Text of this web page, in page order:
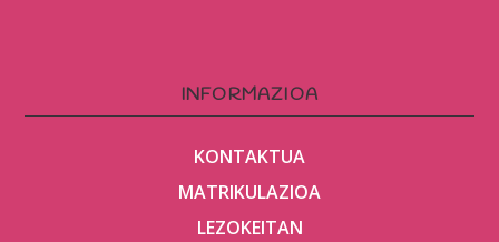
INFORMAZIOA
KONTAKTUA
MATRIKULAZIOA
LEZOKEITAN